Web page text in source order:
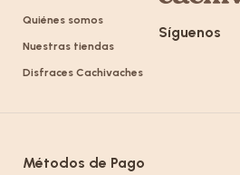
Quiénes somos
Nuestras tiendas
Disfraces Cachivaches
Síguenos
Métodos de Pago